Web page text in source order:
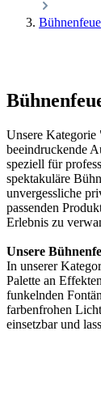
Unsere
beeindruckende
speziell für
spektakuläre
unvergessliche
passenden
Erlebnis zu
Unsere
In unserer
Palette an
funkelnden
farbenfrohen
einsetzbar und